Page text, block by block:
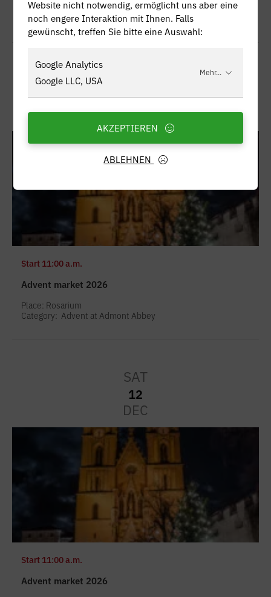
Place: Rosarium
Category:Advent at Admont Abbey
11
DEC
Start 11:00 a.m.
Advent market 2026
Place: Rosarium
Category: Advent at Admont Abbey
SAT
12
DEC
Start 11:00 a.m.
Advent market 2026
Website nicht notwendig, ermöglicht uns aber eine
noch engere Interaktion mit Ihnen. Falls
gewünscht, treffen Sie bitte eine Auswahl:
Google Analytics
Google LLC, USA
Mehr...
ABLEHNEN
AKZEPTIEREN